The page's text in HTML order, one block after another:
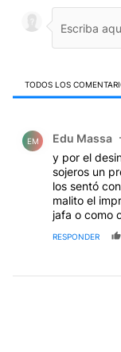
TODOS LOS
EM Edu Massa
y por el
sojeros un
los sentó
malito el
jafa o como
RESPONDER